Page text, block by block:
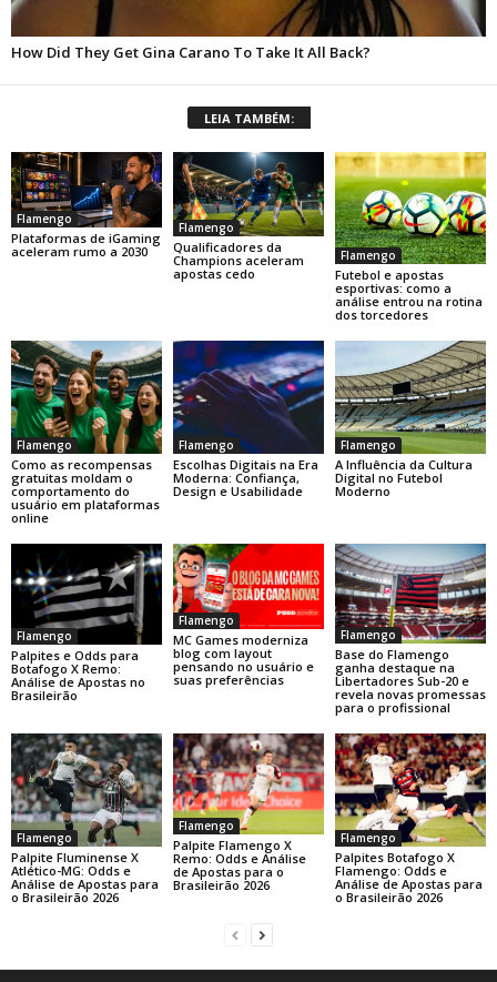
LEIA TAMBÉM:
Flamengo
Plataformas de iGaming
aceleram rumo a 2030
Flamengo
Qualificadores da
Champions aceleram
apostas cedo
Flamengo
Futebol e apostas
esportivas: como a
análise entrou na rotina
dos torcedores
Flamengo
Como as recompensas
gratuitas moldam o
comportamento do
usuário em plataformas
online
Flamengo
Escolhas Digitais na Era
Moderna: Confiança,
Design e Usabilidade
Flamengo
A Influência da Cultura
Digital no Futebol
Moderno
Flamengo
Palpites e Odds para
Botafogo X Remo:
Análise de Apostas no
Brasileirão
Flamengo
MC Games moderniza
blog com layout
pensando no usuário e
suas preferências
Flamengo
Base do Flamengo
ganha destaque na
Libertadores Sub-20 e
revela novas promessas
para o profissional
Flamengo
Palpite Fluminense X
Atlético-MG: Odds e
Análise de Apostas para
o Brasileirão 2026
Flamengo
Palpite Flamengo X
Remo: Odds e Análise
de Apostas para o
Brasileirão 2026
Flamengo
Palpites Botafogo X
Flamengo: Odds e
Análise de Apostas para
o Brasileirão 2026